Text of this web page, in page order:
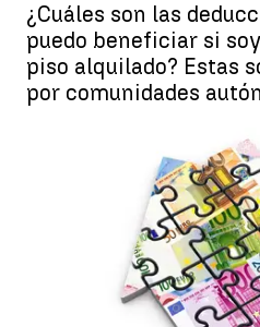
¿Cuáles son las
puedo beneficiar si
piso alquilado? Estas
por comunidades